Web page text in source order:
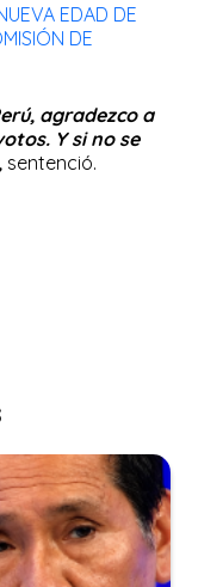
EDAD DE
DE
agradezco a
Y si no se
sentenció.